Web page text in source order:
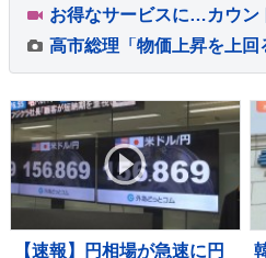
【速報】円相場が急速に円